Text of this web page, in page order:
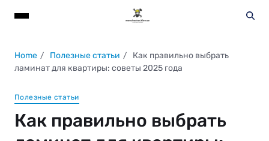
Home Полезные статьи
Как правильно выбрать
ламинат для квартиры: советы 2025 года
Полезные статьи
Как правильно выбрать